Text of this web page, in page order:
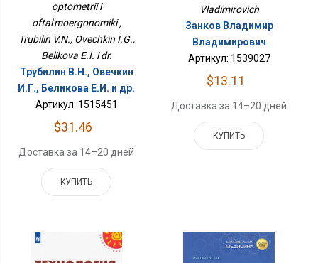
optometrii i
oftal'moergonomiki ,
Trubilin V.N., Ovechkin I.G.,
Belikova E.I. i dr.
Трубилин В.Н., Овечкин
И.Г., Беликова Е.И. и др.
Артикул: 1515451
$31.46
Доставка за 14–20 дней
КУПИТЬ
Vladimirovich
Занков Владимир
Владимирович
Артикул: 1539027
$13.11
Доставка за 14–20 дней
КУПИТЬ